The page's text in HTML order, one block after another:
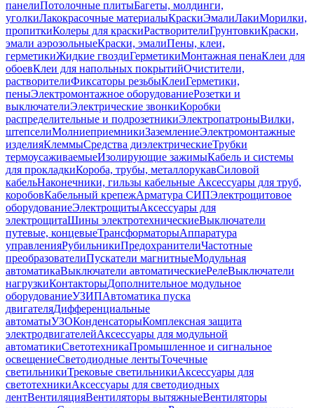
панелиПотолочные плитыБагеты, молдинги,
уголкиЛакокрасочные материалыКраскиЭмалиЛакиМорилки,
пропиткиКолеры для краскиРастворителиГрунтовкиКраски,
эмали аэрозольныеКраски, эмалиПены, клеи,
герметикиЖидкие гвоздиГерметикиМонтажная пенаКлеи для
обоевКлеи для напольных покрытийОчистители,
растворителиФиксаторы резьбыКлеиГерметики,
пеныЭлектромонтажное оборудованиеРозетки и
выключателиЭлектрические звонкиКоробки
распределительные и подрозетникиЭлектропатроныВилки,
штепселиМолниеприемникиЗаземлениеЭлектромонтажные
изделияКлеммыСредства диэлектрическиеТрубки
термоусаживаемыеИзолирующие зажимыКабель и системы
для прокладкиКороба, трубы, металлорукавСиловой
кабельНаконечники, гильзы кабельные Аксессуары для труб,
коробовКабельный крепежАрматура СИПЭлектрощитовое
оборудованиеЭлектрощитыАксессуары для
электрощитаШины электротехническиеВыключатели
путевые, концевыеТрансформаторыАппаратура
управленияРубильникиПредохранителиЧастотные
преобразователиПускатели магнитныеМодульная
автоматикаВыключатели автоматическиеРелеВыключатели
нагрузкиКонтакторыДополнительное модульное
оборудованиеУЗИПАвтоматика пуска
двигателяДифференциальные
автоматыУЗОКонденсаторыКомплексная защита
электродвигателейАксессуары для модульной
автоматикиСветотехникаПромышленное и сигнальное
освещениеСветодиодные лентыТочечные
светильникиТрековые светильникиАксессуары для
светотехникиАксессуары для светодиодных
лентВентиляцияВентиляторы вытяжныеВентиляторы